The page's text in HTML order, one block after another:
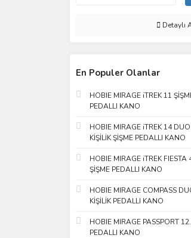
Detaylı
En Populer Olanlar
HOBIE MIRAGE iTREK 11
PEDALLI KANO
HOBIE MIRAGE iTREK 14
KİŞİLİK ŞİŞME PEDALLI KANO
HOBIE MIRAGE iTREK FIESTA
ŞİŞME PEDALLI KANO
HOBIE MIRAGE COMPASS
KİŞİLİK PEDALLI KANO
HOBIE MIRAGE PASSPORT
PEDALLI KANO